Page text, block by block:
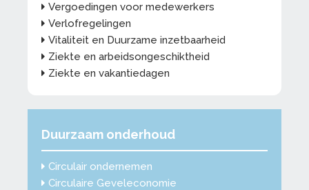
Vergoedingen voor medewerkers
Verlofregelingen
Vitaliteit en Duurzame inzetbaarheid
Ziekte en arbeidsongeschiktheid
Ziekte en vakantiedagen
Duurzaam onderhoud
Circulair ondernemen
Circulaire Geveleconomie